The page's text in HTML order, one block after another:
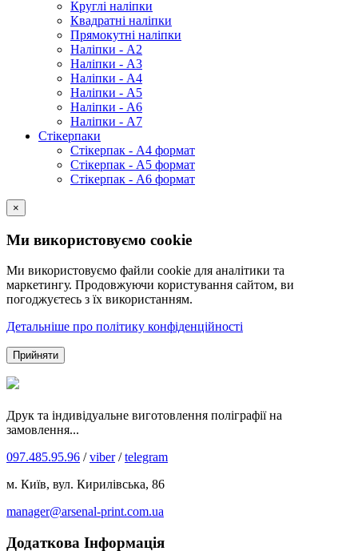
Круглі наліпки
Квадратні наліпки
Прямокутні наліпки
Наліпки - А2
Наліпки - А3
Наліпки - А4
Наліпки - А5
Наліпки - А6
Наліпки - А7
Стікерпаки
Стікерпак - А4 формат
Стікерпак - А5 формат
Стікерпак - А6 формат
×
Ми використовуємо cookie
Ми використовуємо файли cookie для аналітики та
маркетингу. Продовжуючи користування сайтом, ви
погоджуєтесь з їх використанням.
Детальніше про політику конфіденційності
Прийняти
Друк та індивідуальне виготовлення поліграфії на
замовлення...
097.485.95.96 /viber/telegram
м. Київ, вул. Кирилівська, 86
manager@arsenal-print.com.ua
Додаткова Інформація